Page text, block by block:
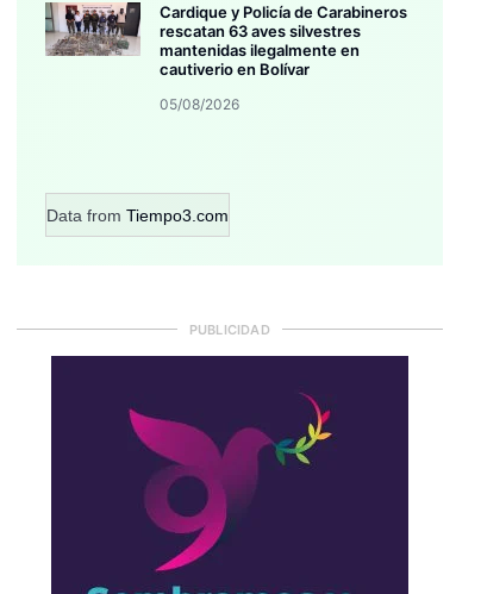
Cardique y Policía de Carabineros
rescatan 63 aves silvestres
mantenidas ilegalmente en
cautiverio en Bolívar
05/08/2026
Data from Tiempo3.com
PUBLICIDAD